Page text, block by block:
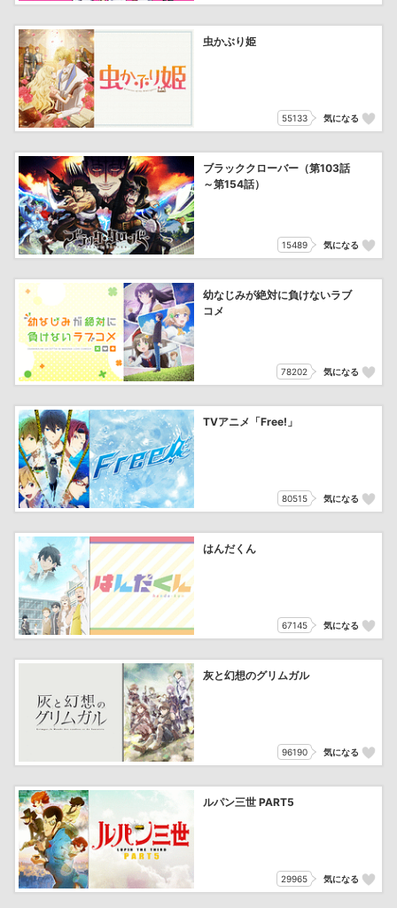
虫かぶり姫
55133 気になる
ブラッククローバー（第103話
～第154話）
15489 気になる
幼なじみが絶対に負けないラブ
コメ
78202 気になる
TVアニメ「Free!」
80515 気になる
はんだくん
67145 気になる
灰と幻想のグリムガル
96190 気になる
ルパン三世 PART5
29965 気になる